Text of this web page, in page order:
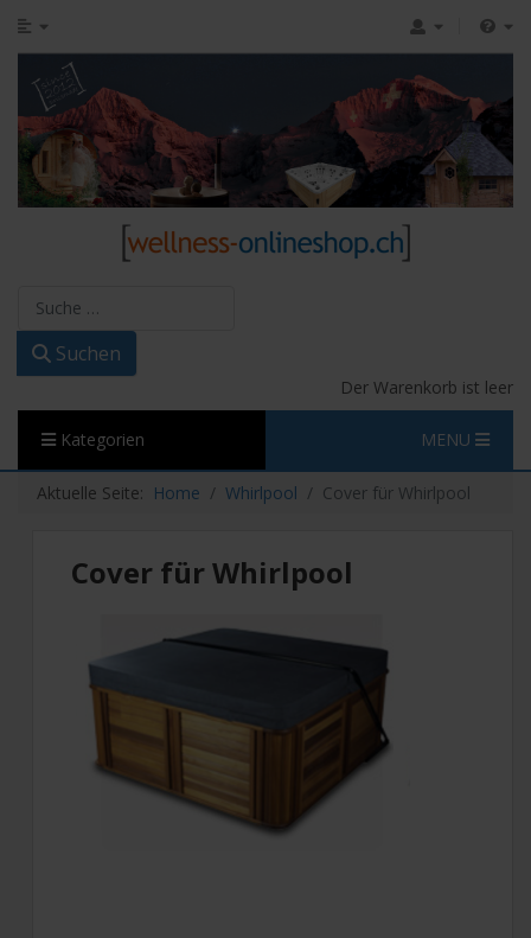
Suchen
Der Warenkorb ist leer
Kategorien MENU
Aktuelle Seite: Home Whirlpool Cover für Whirlpool
Cover für Whirlpool